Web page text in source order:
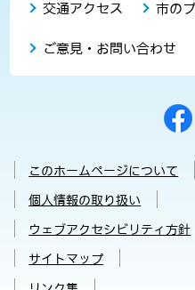
交通アクセス 市の
ご意見・お問い合わせ
このホームページについて
個人情報の取り扱い
ウェブアクセシビリティ方針
サイトマップ